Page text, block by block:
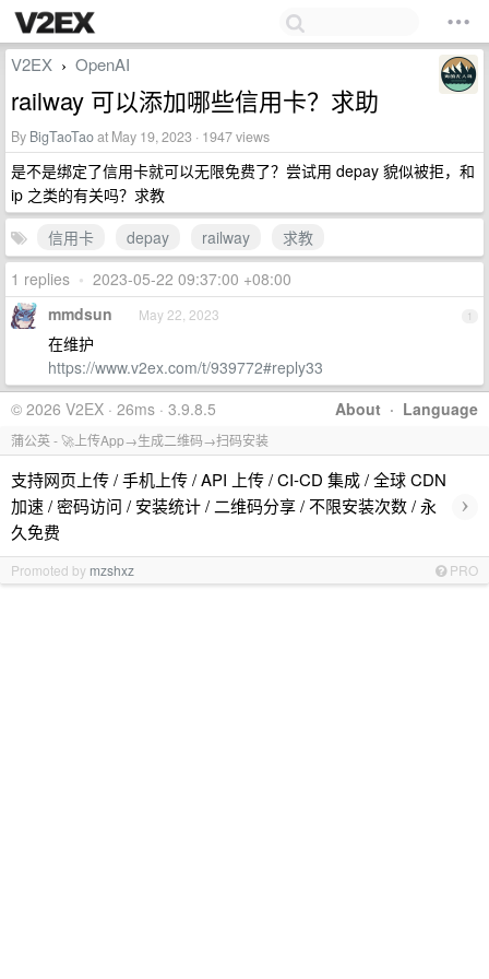
V2EX › OpenAI
railway 可以添加哪些信用卡？求助
By BigTaoTaoat May 19, 2023 · 1947 views
是不是绑定了信用卡就可以无限免费了？尝试用 depay 貌似被拒，和
ip 之类的有关吗？求教
信用卡
depay railway
求教
1 replies • 2023-05-22 09:37:00 +08:00
1
mmdsun May 22, 2023
在维护
https://www.v2ex.com/t/939772#reply33
About · Language
© 2026 V2EX · 26ms · 3.9.8.5
蒲公英 - 🚀上传App→生成二维码→扫码安装
支持网页上传 / 手机上传 / API 上传 / CI-CD 集成 / 全球 CDN
加速 / 密码访问 / 安装统计 / 二维码分享 / 不限安装次数 / 永
久免费
›
Promoted by mzshxz PRO